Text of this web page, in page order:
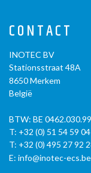
CONTACT
INOTEC BV
Stationsstraat 48A
8650Merkem
België
BTW: BE
T: +32 (0) 51 54 59 04
T: +32 (0) 495 27 92
E: info@inotec-ecs.be